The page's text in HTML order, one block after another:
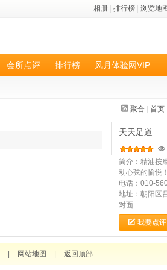
相册 排行榜 浏览地
会所点评 排行榜 风月体验网VIP
聚合 首页
天天足道
简介：精油按
动心弦的愉悦！
电话：010-
地址：朝阳区
对面
我要点评
网站地图 返回顶部